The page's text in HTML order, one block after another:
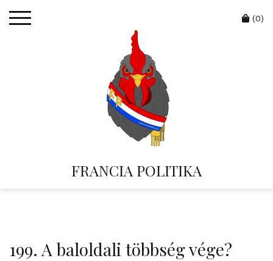
FRANCIA POLITIKA
Cart
(0)
199. A baloldali többség vége?